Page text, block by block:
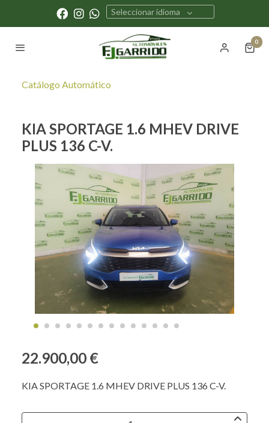
Seleccionar idioma
0
Catálogo Automático
KIA SPORTAGE 1.6 MHEV DRIVE
PLUS 136 C-V.
22.900,00 €
KIA SPORTAGE 1.6 MHEV DRIVE PLUS 136 C-V.